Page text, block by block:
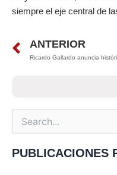
siempre el eje central de
Prev
ANTERIOR
Search
for:
PUBLICACIONES